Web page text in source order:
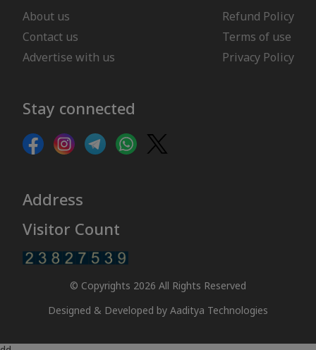
About us
Contact us
Advertise with us
Refund Policy
Terms of use
Privacy Policy
Stay connected
Address
Visitor Count
© Copyrights 2026 All Rights Reserved
Designed & Developed by Aaditya Technologies